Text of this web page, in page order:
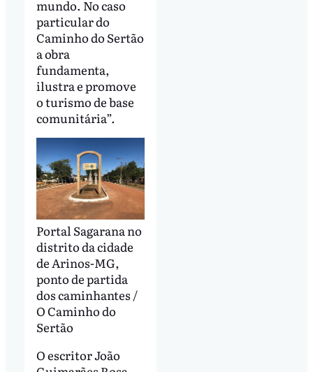
mundo. No caso
particular do
Caminho do Sertão
a obra
fundamenta,
ilustra e promove
o turismo de base
comunitária”.
Portal Sagarana no
distrito da cidade
de Arinos-MG,
ponto de partida
dos caminhantes /
O Caminho do
Sertão
O escritor João